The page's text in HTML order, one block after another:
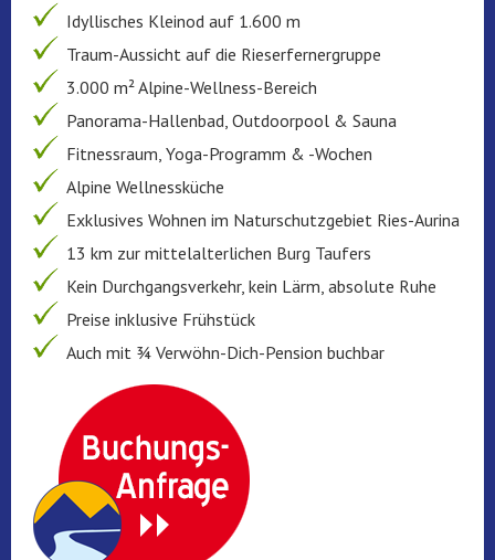
Idyllisches Kleinod auf 1.600 m
Traum-Aussicht auf die Rieserfernergruppe
3.000 m² Alpine-Wellness-Bereich
Panorama-Hallenbad, Outdoorpool & Sauna
Fitnessraum, Yoga-Programm & -Wochen
Alpine Wellnessküche
Exklusives Wohnen im Naturschutzgebiet Ries-Aurina
13 km zur mittelalterlichen Burg Taufers
Kein Durchgangsverkehr, kein Lärm, absolute Ruhe
Preise inklusive Frühstück
Auch mit ¾ Verwöhn-Dich-Pension buchbar